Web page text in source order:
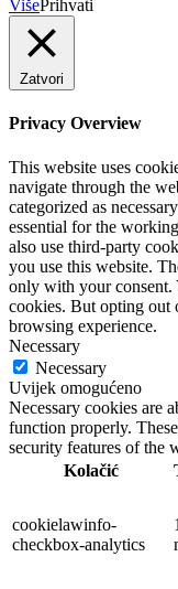
VišePrihvati
Zatvori
Privacy Overview
This website uses
navigate through the
categorized as
essential for the
also use third-party
you use this website.
only with your consent.
cookies. But opting out
browsing experience.
Necessary
Necessary
Uvijek omogućeno
Necessary cookies are
function properly.
security features of the
Kolačić
cookielawinfo-
checkbox-analytics